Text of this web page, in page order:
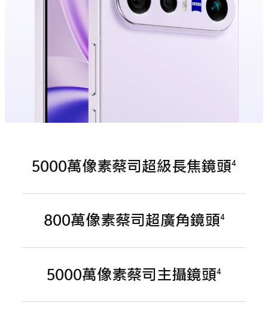
5000萬像素蔡司超級長焦鏡頭4
800萬像素蔡司超廣角鏡頭4
5000萬像素蔡司主攝鏡頭4